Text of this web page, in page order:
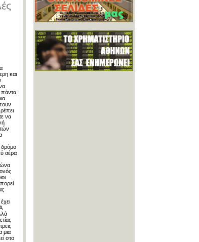
και
πάντα
να
δρόμο
αέρα
μια
στο